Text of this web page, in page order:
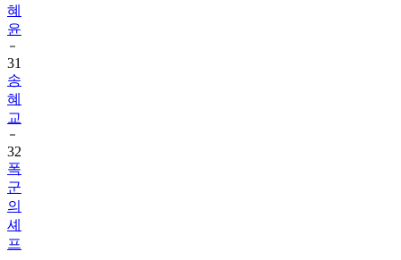
혜
윤
31
송
혜
교
32
폭
군
의
셰
프